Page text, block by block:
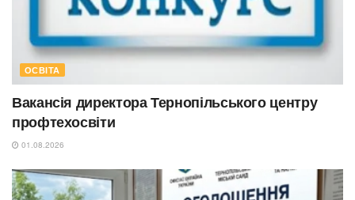
ОСВІТА
Вакансія директора Тернопільського центру
профтехосвіти
01.08.2026